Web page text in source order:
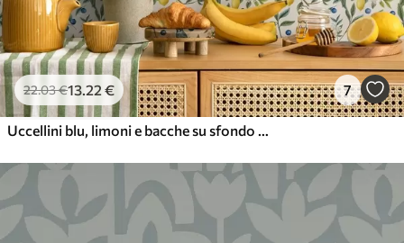
22.03€13.22 € 7
Uccellini blu, limoni e bacche su sfondo bianco